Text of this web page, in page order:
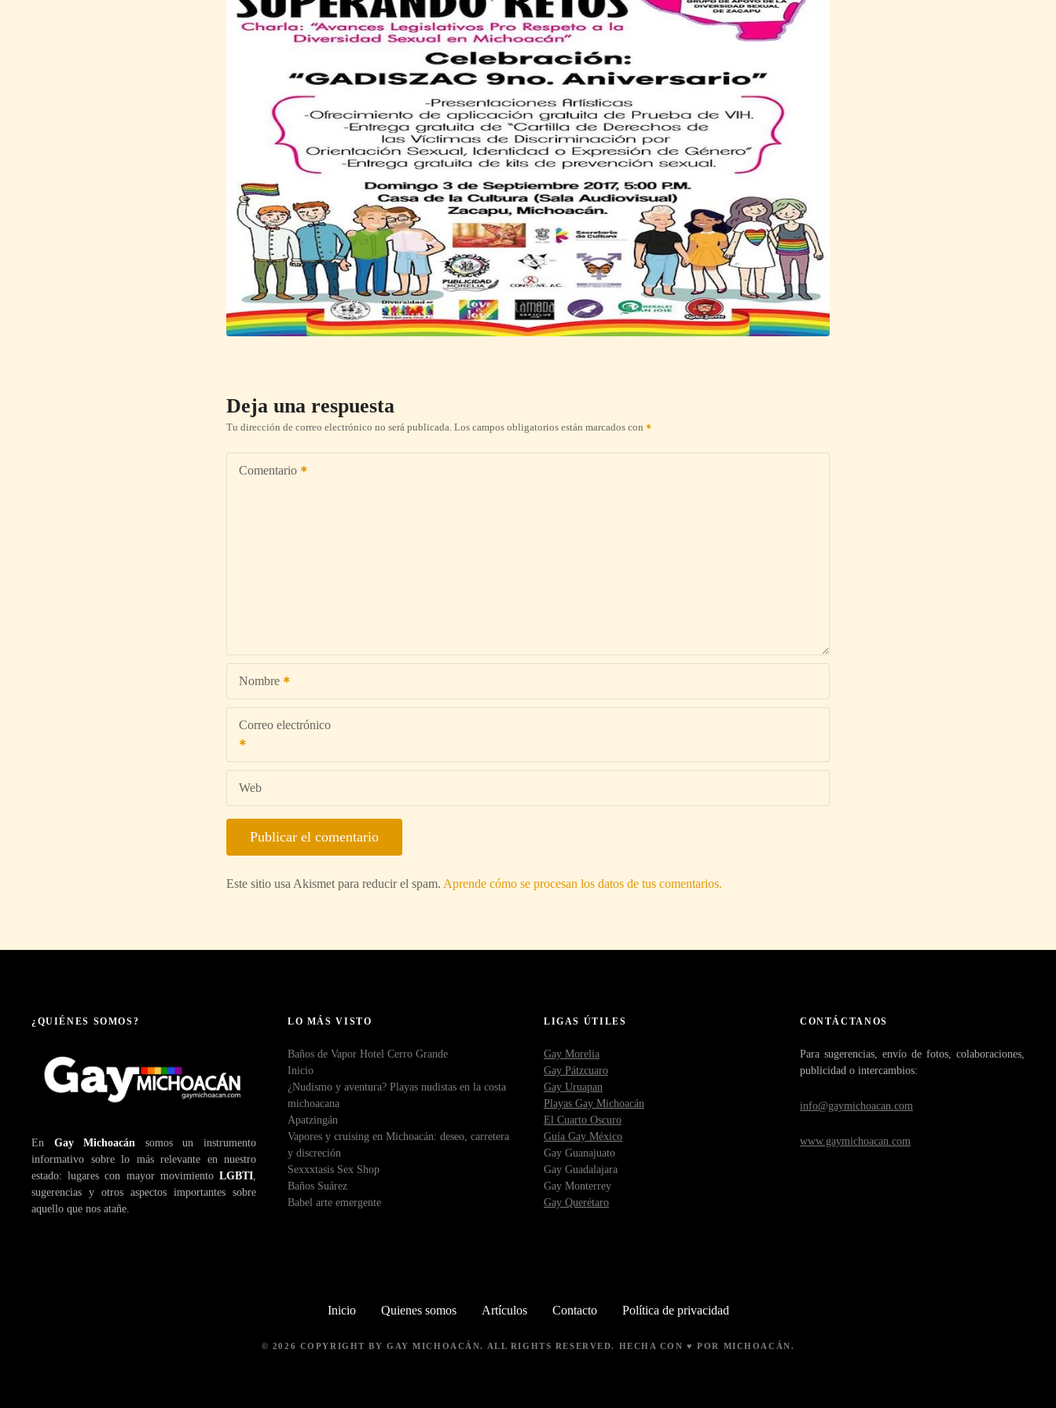
Deja una respuesta
Tu dirección de correo electrónico no será publicada. Los campos obligatorios están marcados con
Comentario
Nombre
Correo electrónico
Web
Este sitio usa Akismet para reducir el spam. Aprende cómo se procesan los datos de tus comentarios.
¿QUIÉNES SOMOS?
En Gay Michoacán somos un instrumento
informativo sobre lo más relevante en nuestro
estado: lugares con mayor movimiento LGBTI,
sugerencias y otros aspectos importantes sobre
aquello que nos atañe.
LO MÁS VISTO
Baños de Vapor Hotel Cerro Grande
Inicio
¿Nudismo y aventura? Playas nudistas en la costa
michoacana
Apatzingán
Vapores y cruising en Michoacán: deseo, carretera
y discreción
Sexxxtasis Sex Shop
Baños Suárez
Babel arte emergente
LIGAS ÚTILES
Gay Morelia
Gay Pátzcuaro
Gay Uruapan
Playas Gay Michoacán
El Cuarto Oscuro
Guía Gay México
Gay Guanajuato
Gay Guadalajara
Gay Monterrey
Gay Querétaro
CONTÁCTANOS
Para sugerencias, envío de fotos, colaboraciones,
publicidad o intercambios:
info@gaymichoacan.com
www.gaymichoacan.com
Inicio Quienes somos Artículos Contacto Política de privacidad
© 2026 COPYRIGHT BYGAY MICHOACÁN. ALL RIGHTS RESERVED. HECHA CON ♥ POR MICHOACÁN.